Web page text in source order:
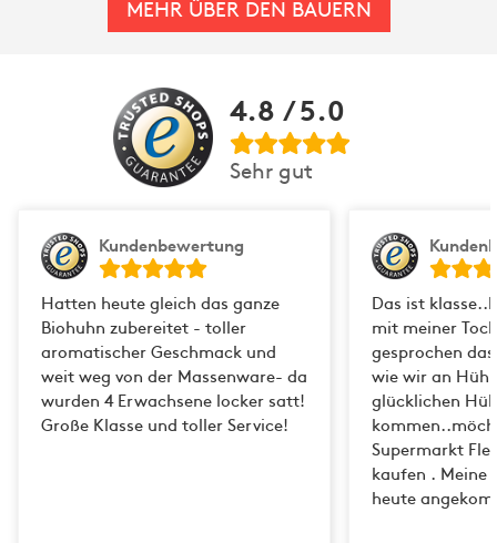
Zielgewicht abweichen.
Artgerechte Haltung mit viel Liebe zum
Tier
Gentechnikfreies und zum Großteil selbst
erzeugtes Futter
Viel Platz im Stall und/oder im Freien
Jedes Tier ist zurückverfolgbar
MEHR ÜBER DEN BAUERN
4.8 / 5.0
Sehr gut
Kundenbewertung
Hatten heute gleich das ganze
Biohuhn zubereitet - toller
aromatischer Geschmack und
weit weg von der Massenware- da
wurden 4 Erwachsene locker satt!
Große Klasse und toller Service!
Das ist
mit meiner
gesprochen
wie wir an
glücklichen
Supermarkt
kaufen . Meine
heute